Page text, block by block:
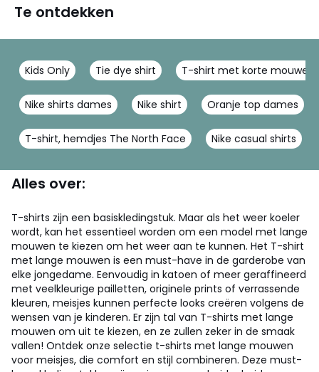
Te ontdekken
Kids Only Tie dye shirt T-shirt met korte mouwen
Nike shirts dames Nike shirt Oranje top dames
T-shirt, hemdjes The North Face Nike casual shirts
Alles over:
T-shirts zijn een basiskledingstuk. Maar als het weer koeler
wordt, kan het essentieel worden om een model met lange
mouwen te kiezen om het weer aan te kunnen. Het T-shirt
met lange mouwen is een must-have in de garderobe van
elke jongedame. Eenvoudig in katoen of meer geraffineerd
met veelkleurige pailletten, originele prints of verrassende
kleuren, meisjes kunnen perfecte looks creëren volgens de
wensen van je kinderen. Er zijn tal van T-shirts met lange
mouwen om uit te kiezen, en ze zullen zeker in de smaak
vallen! Ontdek onze selectie t-shirts met lange mouwen
voor meisjes, die comfort en stijl combineren. Deze must-